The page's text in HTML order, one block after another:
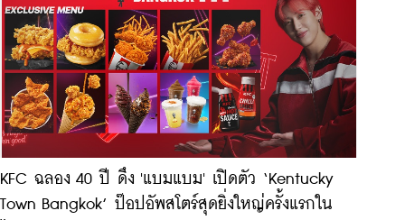
KFC ฉลอง 40 ปี ดึง 'แบมแบม' เปิดตัว ‘Kentucky
Town Bangkok’ ป๊อปอัพสโตร์สุดยิ่งใหญ่ครั้งแรกใน